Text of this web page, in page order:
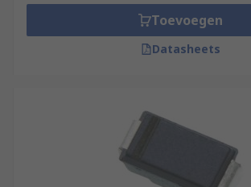
Toevoegen
Datasheets